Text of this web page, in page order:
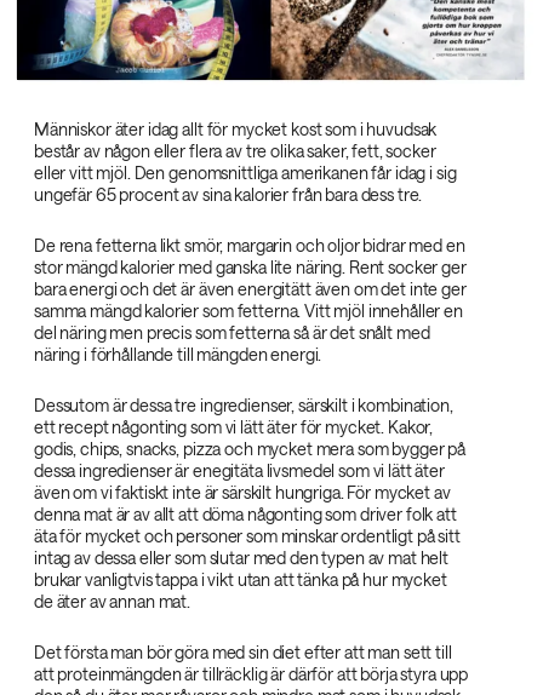
Människor äter idag allt för mycket kost som i huvudsak
består av någon eller flera av tre olika saker, fett, socker
eller vitt mjöl. Den genomsnittliga amerikanen får idag i sig
ungefär 65 procent av sina kalorier från bara dess tre.
De rena fetterna likt smör, margarin och oljor bidrar med en
stor mängd kalorier med ganska lite näring. Rent socker ger
bara energi och det är även energitätt även om det inte ger
samma mängd kalorier som fetterna. Vitt mjöl innehåller en
del näring men precis som fetterna så är det snålt med
näring i förhållande till mängden energi.
Dessutom är dessa tre ingredienser, särskilt i kombination,
ett recept någonting som vi lätt äter för mycket. Kakor,
godis, chips, snacks, pizza och mycket mera som bygger på
dessa ingredienser är enegitäta livsmedel som vi lätt äter
även om vi faktiskt inte är särskilt hungriga. För mycket av
denna mat är av allt att döma någonting som driver folk att
äta för mycket och personer som minskar ordentligt på sitt
intag av dessa eller som slutar med den typen av mat helt
brukar vanligtvis tappa i vikt utan att tänka på hur mycket
de äter av annan mat.
Det första man bör göra med sin diet efter att man sett till
att proteinmängden är tillräcklig är därför att börja styra upp